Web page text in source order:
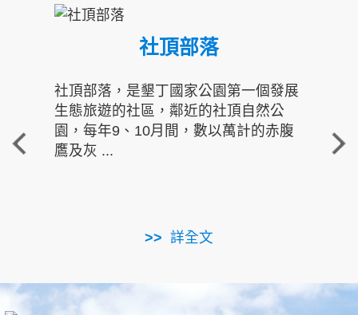
社頂部落
社頂部落，是墾丁國家公園第一個發展
生態旅遊的社區，鄰近的社頂自然公
園，每年9、10月間，數以萬計的赤腹
鷹及灰 ...
詳全文
重
走進